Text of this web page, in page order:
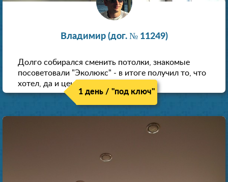
Владимир (дог. № 11249)
Долго собирался сменить потолки, знакомые
посоветовали "Эколюкс" - в итоге получил то, что
хотел, да и цена нормальная.
1 день / "под ключ"